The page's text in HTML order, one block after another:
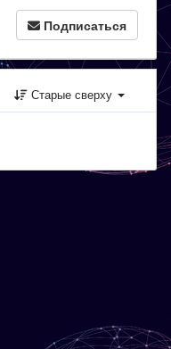
Подписаться
Старые сверху